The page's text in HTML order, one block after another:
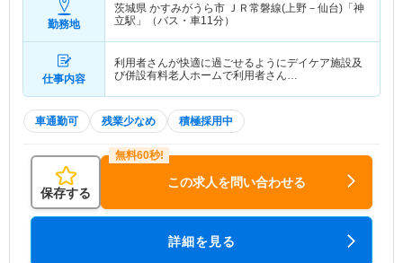
勤務地
茨城県 かすみがうら市 ＪＲ常磐線(上野－仙台)「神
立駅」（バス・車11分）
仕事内容
利用者さんが快適に過ごせるようにデイケア施設及
び併設有料老人ホームで利用者さん…
車通勤可 残業少なめ 積極採用中
保存する
この求人を問い合わせる
詳細を見る